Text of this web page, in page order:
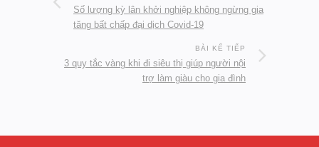
Số lượng kỳ lân khởi nghiệp không ngừng gia
tăng bất chấp đại dịch Covid-19
BÀI KẾ TIẾP
3 quy tắc vàng khi đi siêu thị giúp người nội
trợ làm giàu cho gia đình